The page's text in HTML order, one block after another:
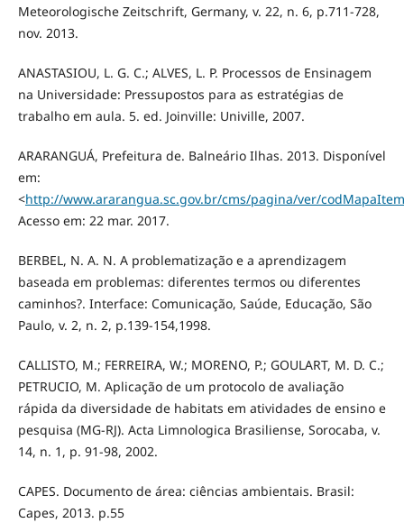
Meteorologische Zeitschrift, Germany, v. 22, n. 6, p.711-728,
nov. 2013.
ANASTASIOU, L. G. C.; ALVES, L. P. Processos de Ensinagem
na Universidade: Pressupostos para as estratégias de
trabalho em aula. 5. ed. Joinville: Univille, 2007.
ARARANGUÁ, Prefeitura de. Balneário Ilhas. 2013. Disponível
em:
<http://www.ararangua.sc.gov.br/cms/pagina/ver/
Acesso em: 22 mar. 2017.
BERBEL, N. A. N. A problematização e a aprendizagem
baseada em problemas: diferentes termos ou diferentes
caminhos?. Interface: Comunicação, Saúde, Educação, São
Paulo, v. 2, n. 2, p.139-154,1998.
CALLISTO, M.; FERREIRA, W.; MORENO, P.; GOULART, M. D. C.;
PETRUCIO, M. Aplicação de um protocolo de avaliação
rápida da diversidade de habitats em atividades de ensino e
pesquisa (MG-RJ). Acta Limnologica Brasiliense, Sorocaba, v.
14, n. 1, p. 91-98, 2002.
CAPES. Documento de área: ciências ambientais. Brasil:
Capes, 2013. p.55